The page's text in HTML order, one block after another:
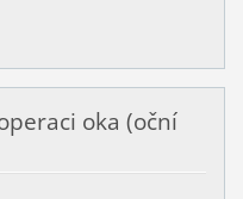
oka (oční